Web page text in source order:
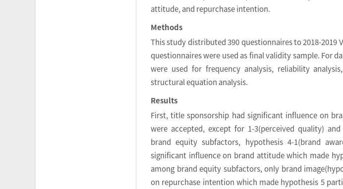
attitude, and repurchase intention.
Methods
This study distributed 390 questionnaires to 2018-2019
questionnaires were used as final validity sample. For
were used for frequency analysis, reliability
structural equation analysis.
Results
First, title sponsorship had significant influence on
were accepted, except for 1-3(perceived quality)
brand equity subfactors, hypothesis 4-1(brand
significant influence on brand attitude which made
among brand equity subfactors, only brand
on repurchase intention which made hypothesis 5